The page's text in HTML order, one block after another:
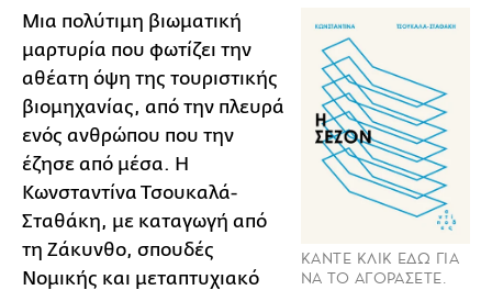
ΚΑΝΤΕ ΚΛΙΚ ΕΔΩ ΓΙΑ
ΝΑ ΤΟ ΑΓΟΡΑΣΕΤΕ.
Μια πολύτιμη βιωματική
μαρτυρία που φωτίζει την
αθέατη όψη της τουριστικής
βιομηχανίας, από την πλευρά
ενός ανθρώπου που την
έζησε από μέσα. Η
Κωνσταντίνα Τσουκαλά-
Σταθάκη, με καταγωγή από
τη Ζάκυνθο, σπουδές
Νομικής και μεταπτυχιακό